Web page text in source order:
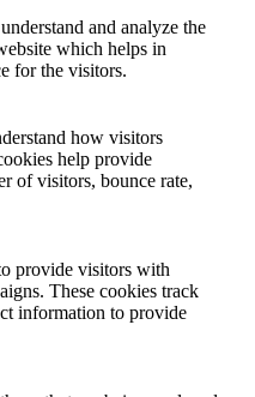
and analyze the
which helps in
for the visitors.
how visitors
help provide
of visitors, bounce rate,
provide visitors with
These cookies track
information to provide